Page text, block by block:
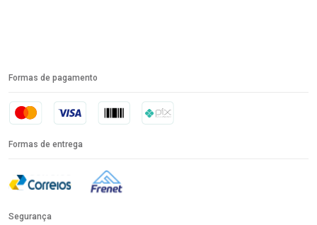
Formas de pagamento
Formas de entrega
Segurança